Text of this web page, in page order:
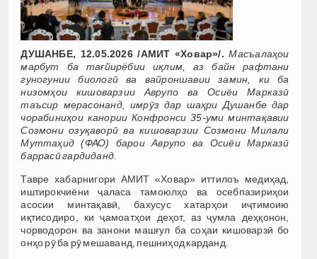
ДУШАНБЕ, 12.05.2026 /АМИТ «Ховар»/. Масъалаҳои
марбут ба тағйирёбии иқлим, аз байн рафтани
гуногунии биологӣ ва вайроншавии замин, ки ба
низомҳои кишоварзии Аврупо ва Осиёи Марказӣ
таъсир мерасонанд, имрӯз дар шаҳри Душанбе дар
чорабиниҳои канории Конфронси 35-уми минтақавии
Созмони озуқаворӣ ва кишоварзии Созмони Милали
Муттаҳид (ФАО) барои Аврупо ва Осиёи Марказӣ
баррасӣ гардиданд.
Тавре хабарнигори АМИТ «Ховар» иттилоъ медиҳад,
иштирокчиёни ҷаласа тамоюлҳо ва осебпазириҳои
асосии минтақавӣ, бахусус хатарҳои иҷтимоию
иқтисодиро, ки ҷамоатҳои деҳот, аз ҷумла деҳқонон,
чорводорон ва занони машғул ба соҳаи кишоварзӣ бо
онҳо рӯ ба рӯ мешаванд, пешниҳод карданд.